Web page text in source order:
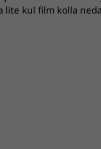
lite kul film kolla